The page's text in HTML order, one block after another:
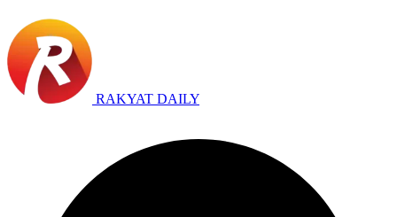
RAKYAT DAILY